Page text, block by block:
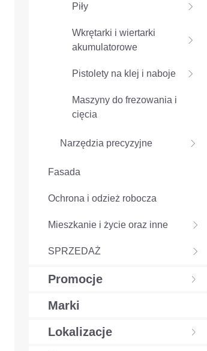
Piły
Wkrętarki i wiertarki
akumulatorowe
Pistolety na klej i naboje
Maszyny do frezowania i
cięcia
Narzędzia precyzyjne
Fasada
Ochrona i odzież robocza
Mieszkanie i życie oraz inne
SPRZEDAŻ
Promocje
Marki
Lokalizacje